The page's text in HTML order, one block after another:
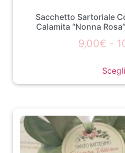
Sacchetto Sartoriale
Calamita “Nonna
9,00€ -
Scegli